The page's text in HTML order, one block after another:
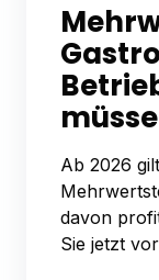
Ab 2026
davon
Sie jetzt